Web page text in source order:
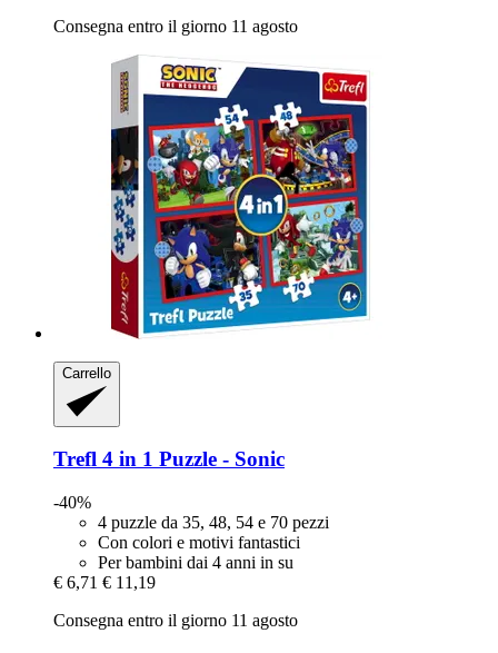
Consegna entro il giorno 11 agosto
Carrello
Trefl 4 in 1 Puzzle -​ Sonic
-40%
4 puzzle da 35, 48, 54 e 70 pezzi
Con colori e motivi fantastici
Per bambini dai 4 anni in su
€ 6,71 € 11,19
Consegna entro il giorno 11 agosto